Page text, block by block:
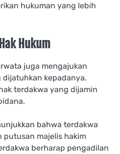
hukuman yang lebih
Hukum
juga mengajukan
kepadanya.
terdakwa yang dijamin
bahwa terdakwa
putusan majelis hakim
berharap pengadilan